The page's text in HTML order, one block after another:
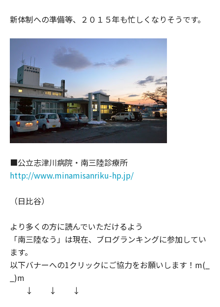
新体制への準備等、２０１５年も忙しくなりそうです。
■公立志津川病院・南三陸診療所
http://www.minamisanriku-hp.jp/
（日比谷）
より多くの方に読んでいただけるよう
「南三陸なう」は現在、ブログランキングに参加してい
ます。
以下バナーへの1クリックにご協力をお願いします！m(_
_)m
↓ ↓ ↓